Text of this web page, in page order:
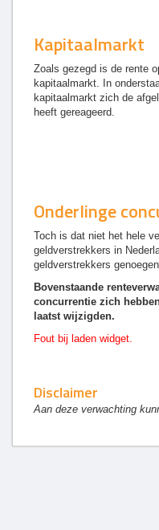
Kapitaalmarkt
Zoals gezegd is de rente
kapitaalmarkt. In
kapitaalmarkt zich de
heeft gereageerd.
Onderlinge
Toch is dat niet het hele
geldverstrekkers in
geldverstrekkers
Bovenstaande
concurrentie zich
laatst wijzigden.
Fout bij laden widget.
Disclaimer
Aan deze verwachting